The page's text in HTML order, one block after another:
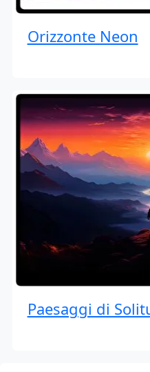
Orizzonte Neon
Paesaggi di